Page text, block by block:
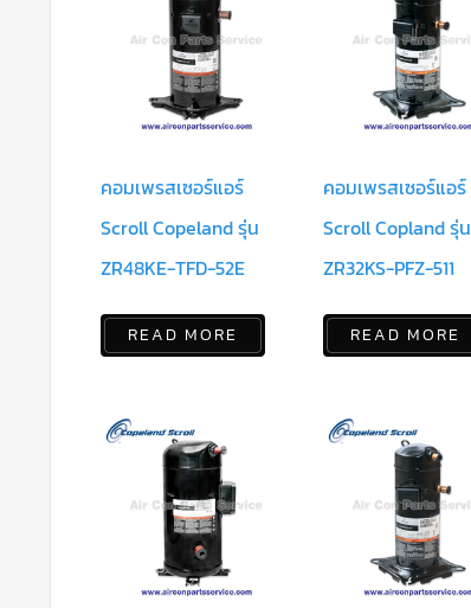
คอมเพรสเซอร์แอร์
Scroll Copeland รุ่น
ZR48KE-TFD-52E
READ MORE
คอมเพรสเซอร์แอร์
Scroll Copland รุ่น
ZR32KS-PFZ-511
READ MORE